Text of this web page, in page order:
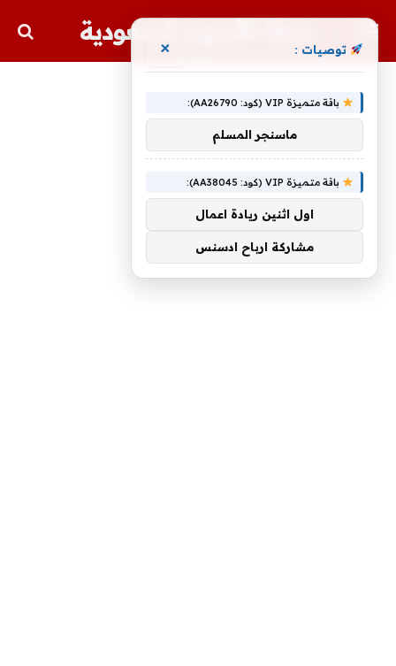
مجلة الأسهم السعودية
توصيات : ×
باقة متميزة VIP (كود: AA26790):
ماسنجر المسلم
باقة متميزة VIP (كود: AA38045):
اول اثنين ريادة اعمال
مشاركة ارباح ادسنس